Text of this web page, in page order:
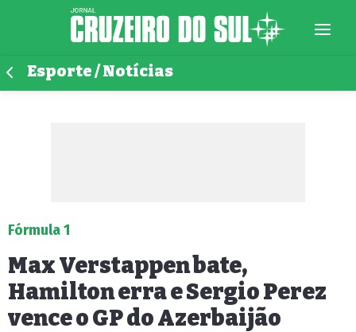
Esporte / Notícias
Fórmula 1
Max Verstappen bate,
Hamilton erra e Sergio Perez
vence o GP do Azerbaijão